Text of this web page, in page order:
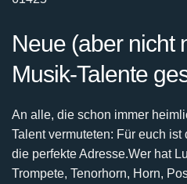
Neue (aber nicht
Musik-Talente
An alle, die schon immer
Talent vermuteten: Für euch ist
die perfekte Adresse.Wer hat
Trompete, Tenorhorn, Horn,